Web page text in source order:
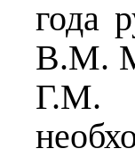
года
В.М.
Г.М.